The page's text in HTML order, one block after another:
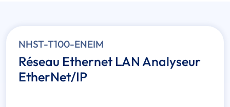
NHST-T100-ENEIM
Réseau Ethernet LAN Analyseur
EtherNet/IP